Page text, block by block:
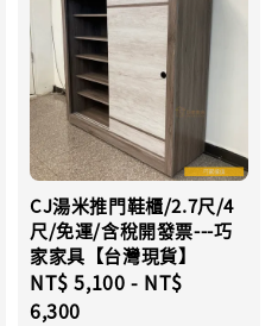
CJ湯米推門鞋櫃/2.7尺/4
尺/免運/含稅開發票---巧
家家具【台灣現貨】
Regular
price
NT$ 5,100 - NT$
6,300